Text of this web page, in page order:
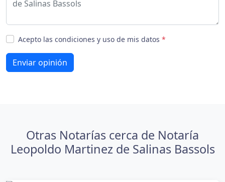
Acepto las condiciones y uso de mis datos *
Enviar opinión
Otras Notarías cerca de Notaría
Leopoldo Martinez de Salinas Bassols